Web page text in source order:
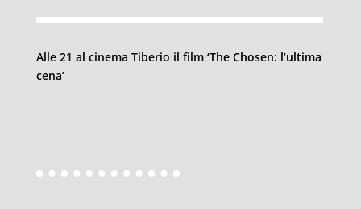
Alle 21 al cinema Tiberio il film ‘The Chosen: l’ultima
cena’